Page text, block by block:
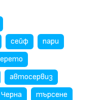
сейф
пари
автосервиз
търсене